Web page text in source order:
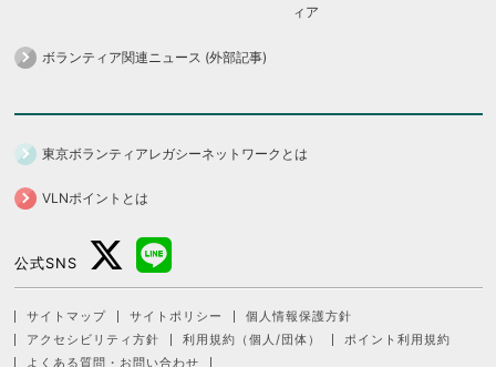
ィア
ボランティア関連ニュース (外部記事)
東京ボランティアレガシーネットワークとは
VLNポイントとは
公式SNS
サイトマップ サイトポリシー
個人情報保護方針
アクセシビリティ方針
利用規約（個人/団体）
ポイント利用規約
よくある質問・お問い合わせ